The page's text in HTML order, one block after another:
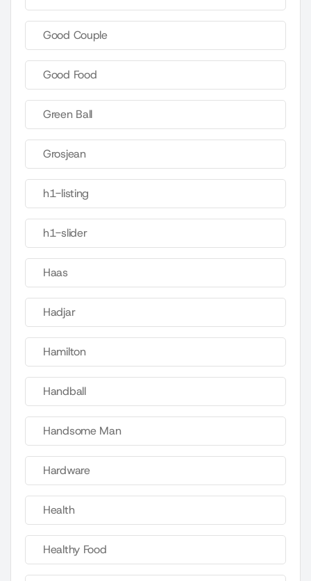
Good Couple
Good Food
Green Ball
Grosjean
h1-listing
h1-slider
Haas
Hadjar
Hamilton
Handball
Handsome Man
Hardware
Health
Healthy Food